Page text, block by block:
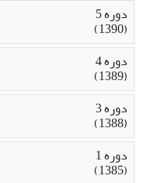
دوره 5
(1390)
دوره 4
(1389)
دوره 3
(1388)
دوره 1
(1385)